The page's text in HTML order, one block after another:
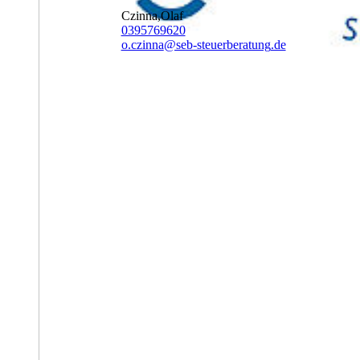
Czinna,Olaf
0395769620
o.czinna@seb-steuerberatung.de